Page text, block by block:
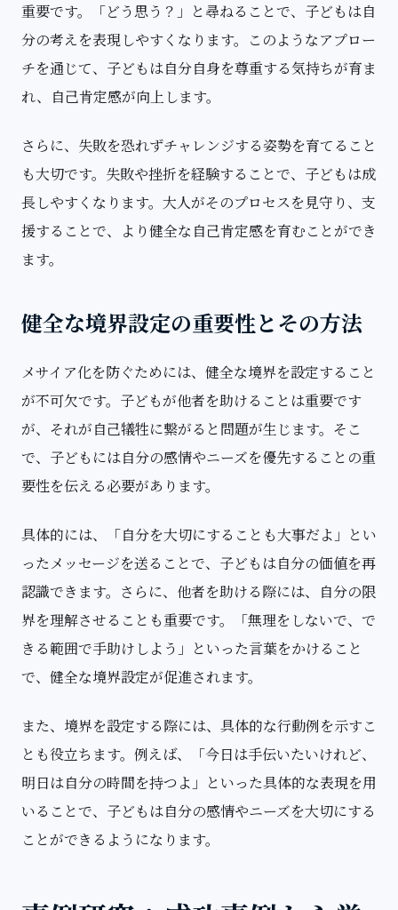
重要です。「どう思う？」と尋ねることで、子どもは自
分の考えを表現しやすくなります。このようなアプロー
チを通じて、子どもは自分自身を尊重する気持ちが育ま
れ、自己肯定感が向上します。
さらに、失敗を恐れずチャレンジする姿勢を育てること
も大切です。失敗や挫折を経験することで、子どもは成
長しやすくなります。大人がそのプロセスを見守り、支
援することで、より健全な自己肯定感を育むことができ
ます。
健全な境界設定の重要性とその方法
メサイア化を防ぐためには、健全な境界を設定すること
が不可欠です。子どもが他者を助けることは重要です
が、それが自己犠牲に繋がると問題が生じます。そこ
で、子どもには自分の感情やニーズを優先することの重
要性を伝える必要があります。
具体的には、「自分を大切にすることも大事だよ」とい
ったメッセージを送ることで、子どもは自分の価値を再
認識できます。さらに、他者を助ける際には、自分の限
界を理解させることも重要です。「無理をしないで、で
きる範囲で手助けしよう」といった言葉をかけること
で、健全な境界設定が促進されます。
また、境界を設定する際には、具体的な行動例を示すこ
とも役立ちます。例えば、「今日は手伝いたいけれど、
明日は自分の時間を持つよ」といった具体的な表現を用
いることで、子どもは自分の感情やニーズを大切にする
ことができるようになります。